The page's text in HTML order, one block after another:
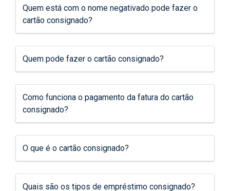
Quem está com o nome negativado pode fazer o
cartão consignado?
Quem pode fazer o cartão consignado?
Como funciona o pagamento da fatura do cartão
consignado?
O que é o cartão consignado?
Quais são os tipos de empréstimo consignado?